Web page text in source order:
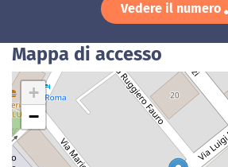
Vedere il numero
Mappa di accesso
+
−